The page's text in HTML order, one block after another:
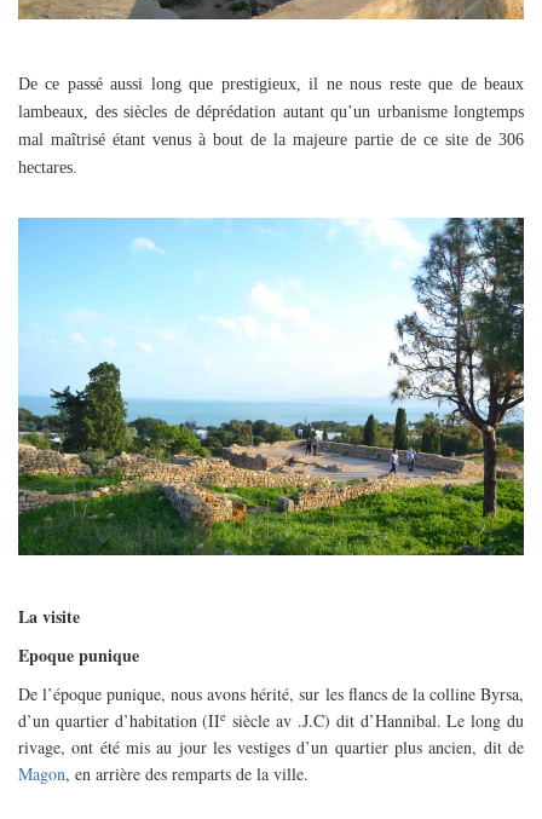
De ce passé aussi long que prestigieux, il ne nous reste que de beaux
lambeaux, des siècles de déprédation autant qu’un urbanisme longtemps
mal maîtrisé étant venus à bout de la majeure partie de ce site de 306
hectares.
La visite
Epoque punique
De l’époque punique, nous avons hérité, sur les flancs de la colline Byrsa,
d’un quartier d’habitation (IIe siècle av .J.C) dit d’Hannibal. Le long du
rivage, ont été mis au jour les vestiges d’un quartier plus ancien, dit de
Magon, en arrière des remparts de la ville.